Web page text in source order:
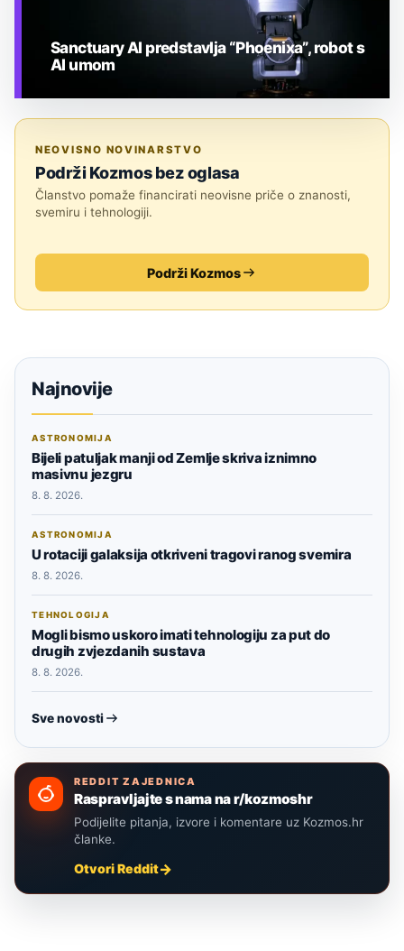
Sanctuary AI predstavlja “Phoenixa”, robot s
AI umom
NEOVISNO NOVINARSTVO
Podrži Kozmos bez oglasa
Članstvo pomaže financirati neovisne priče o znanosti,
svemiru i tehnologiji.
Podrži Kozmos
Najnovije
ASTRONOMIJA
Bijeli patuljak manji od Zemlje skriva iznimno
masivnu jezgru
8. 8. 2026.
ASTRONOMIJA
U rotaciji galaksija otkriveni tragovi ranog svemira
8. 8. 2026.
TEHNOLOGIJA
Mogli bismo uskoro imati tehnologiju za put do
drugih zvjezdanih sustava
8. 8. 2026.
Sve novosti
REDDIT ZAJEDNICA
Raspravljajte s nama na r/kozmoshr
Podijelite pitanja, izvore i komentare uz Kozmos.hr
članke.
Otvori Reddit